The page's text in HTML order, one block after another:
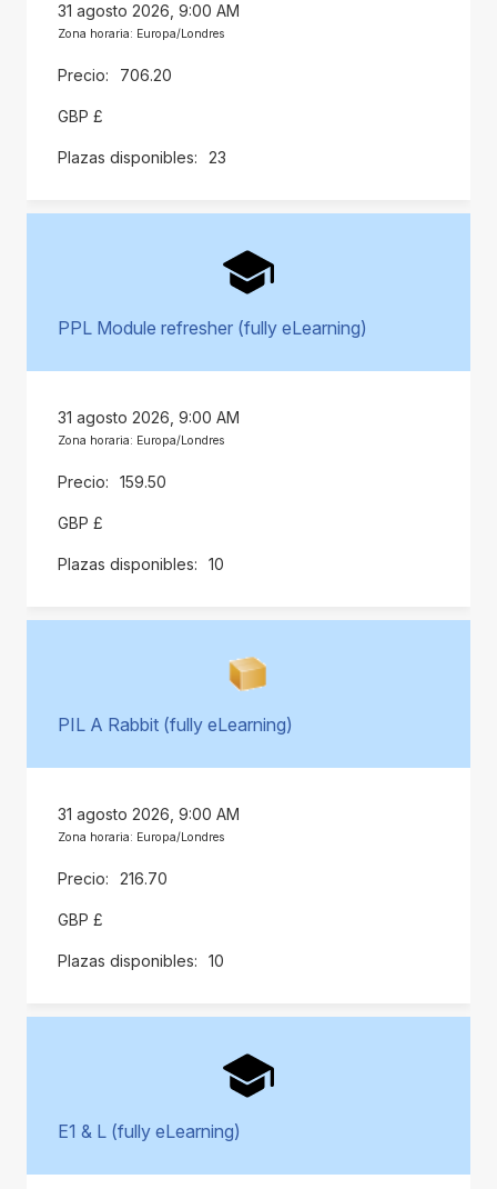
31 agosto 2026, 9:00 AM
Zona horaria: Europa/Londres
706.20
GBP £
23
PPL Module refresher (fully eLearning)
31 agosto 2026, 9:00 AM
Zona horaria: Europa/Londres
159.50
GBP £
10
PIL A Rabbit (fully eLearning)
31 agosto 2026, 9:00 AM
Zona horaria: Europa/Londres
216.70
GBP £
10
E1 & L (fully eLearning)